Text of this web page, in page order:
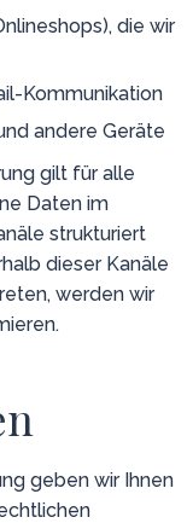
die wir
Kommunikation
andere Geräte
gilt für alle
Daten im
strukturiert
dieser Kanäle
werden wir
geben wir Ihnen